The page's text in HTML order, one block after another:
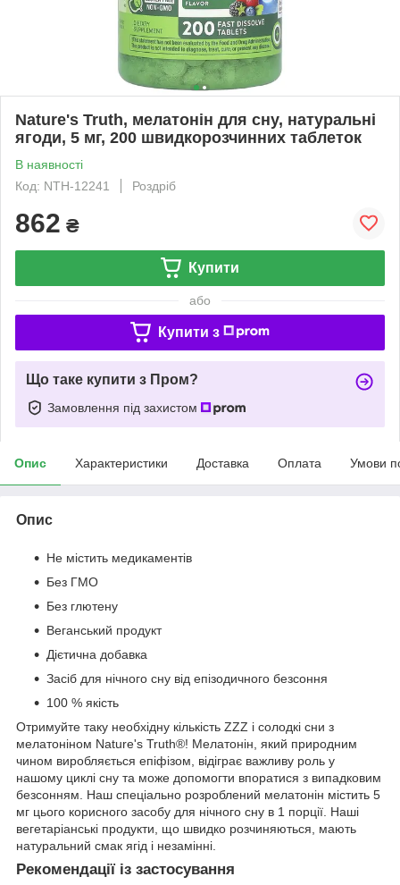
Nature's Truth, мелатонін для сну, натуральні
ягоди, 5 мг, 200 швидкорозчинних таблеток
В наявності
Код: NTH-12241
Роздріб
862 ₴
Купити
або
Купити з
Що таке купити з Пром?
Замовлення під захистом
Опис Характеристики Доставка Оплата Умови
Опис
Не містить медикаментів
Без ГМО
Без глютену
Веганський продукт
Дієтична добавка
Засіб для нічного сну від епізодичного безсоння
100 % якість
Отримуйте таку необхідну кількість ZZZ і солодкі сни з
мелатоніном Nature's Truth®! Мелатонін, який природним
чином виробляється епіфізом, відіграє важливу роль у
нашому циклі сну та може допомогти впоратися з випадковим
безсонням. Наш спеціально розроблений мелатонін містить 5
мг цього корисного засобу для нічного сну в 1 порції. Наші
вегетаріанські продукти, що швидко розчиняються, мають
натуральний смак ягід і незамінні.
Рекомендації із застосування